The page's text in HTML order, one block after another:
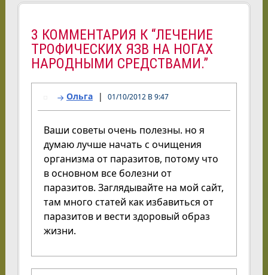
3 КОММЕНТАРИЯ К “ЛЕЧЕНИЕ
ТРОФИЧЕСКИХ ЯЗВ НА НОГАХ
НАРОДНЫМИ СРЕДСТВАМИ.”
Ольга 01/10/2012 В 9:47
Ваши советы очень полезны. но я
думаю лучше начать с очищения
организма от паразитов, потому что
в основном все болезни от
паразитов. Заглядывайте на мой сайт,
там много статей как избавиться от
паразитов и вести здоровый образ
жизни.